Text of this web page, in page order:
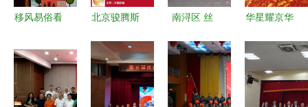
移风易俗看
区组织开展
移风易俗文
艺节目集中
北京骏腾斯
小火锅设备
报价 唐山
旋转小火锅
南浔区 丝
漾文化亲子
研学活动引
领文化艺术
华星耀京华
里艺术团获
颁‘华社之
光’，王建